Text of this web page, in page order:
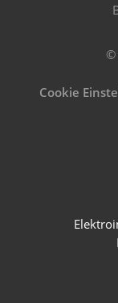
©
Cookie